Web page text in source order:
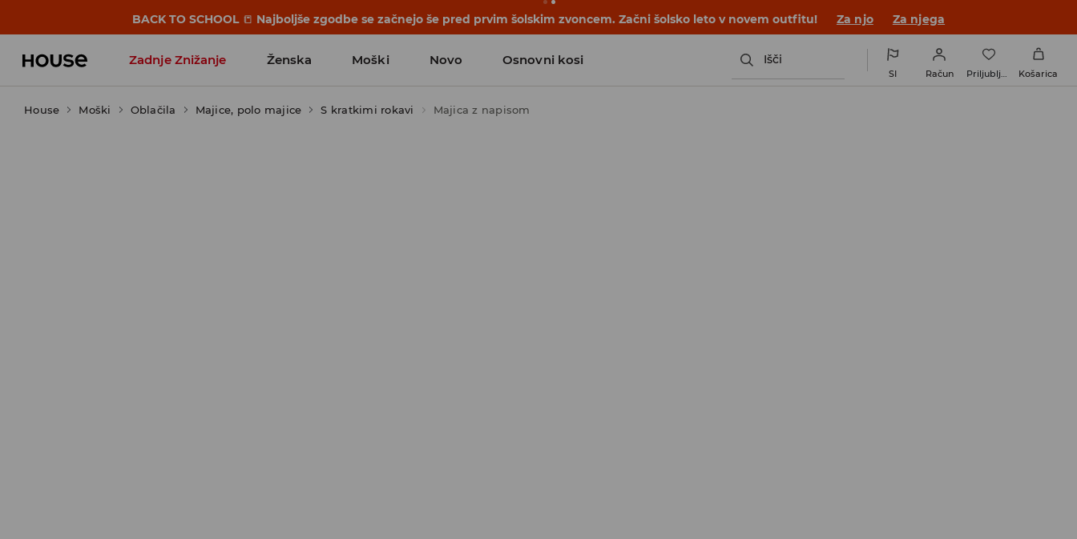
BACK TO SCHOOL 📒 Najboljše zgodbe se začnejo še pred prvim šolskim zvoncem. Začni šolsko leto v novem outfitu! Za njo Za njega
Zadnje Znižanje Ženska Moški Novo Osnovni kosi
Favoriti vplivnežev
Išči
SI Račun Priljubljene Košarica
House Moški Oblačila Majice, polo majice S kratkimi rokavi Majica z napisom